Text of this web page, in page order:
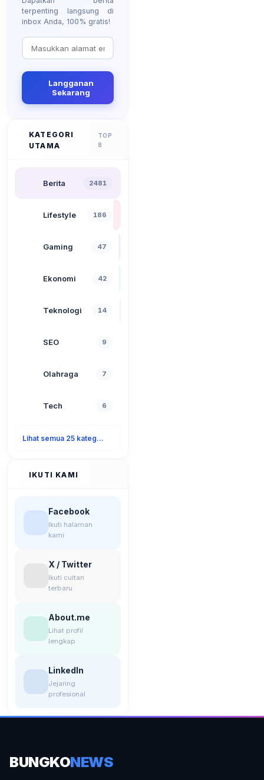
terpenting langsung di
inbox Anda, 100% gratis!
Langganan
Sekarang
KATEGORI
UTAMA
TOP
8
Berita 2481
Lifestyle 186
Gaming 47
Ekonomi 42
Teknologi 14
SEO 9
Olahraga 7
Tech 6
Lihat semua 25 kategori
IKUTI KAMI
Facebook
Ikuti halaman
kami
X / Twitter
Ikuti cuitan
terbaru
About.me
Lihat profil
lengkap
LinkedIn
Jejaring
profesional
BUNGKONEWS